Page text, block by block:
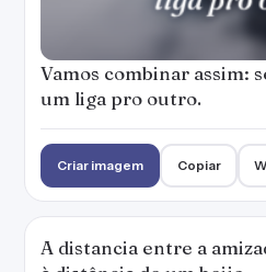
Vamos combinar assim:
um liga pro outro.
Criar imagem Copiar
A distancia entre a